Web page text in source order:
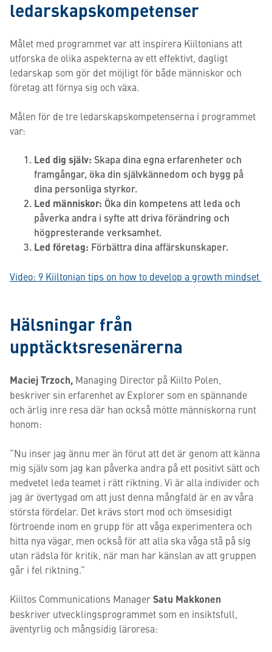
ledarskapskompetenser
Målet med programmet var att inspirera Kiiltonians att
utforska de olika aspekterna av ett effektivt, dagligt
ledarskap som gör det möjligt för både människor och
företag att förnya sig och växa.
Målen för de tre ledarskapskompetenserna i programmet
var:
Led dig själv: Skapa dina egna erfarenheter och
framgångar, öka din självkännedom och bygg på
dina personliga styrkor.
Led människor: Öka din kompetens att leda och
påverka andra i syfte att driva förändring och
högpresterande verksamhet.
Led företag: Förbättra dina affärskunskaper.
Video: 9 Kiiltonian tips on how to develop a growth mindset
Hälsningar från
upptäcktsresenärerna
Maciej Trzoch, Managing Director på Kiilto Polen,
beskriver sin erfarenhet av Explorer som en spännande
och ärlig inre resa där han också mötte människorna runt
honom:
”Nu inser jag ännu mer än förut att det är genom att känna
mig själv som jag kan påverka andra på ett positivt sätt och
medvetet leda teamet i rätt riktning. Vi är alla individer och
jag är övertygad om att just denna mångfald är en av våra
största fördelar. Det krävs stort mod och ömsesidigt
förtroende inom en grupp för att våga experimentera och
hitta nya vägar, men också för att alla ska våga stå på sig
utan rädsla för kritik, när man har känslan av att gruppen
går i fel riktning.”
Kiiltos Communications ManagerSatu Makkonen
beskriver utvecklingsprogrammet som en insiktsfull,
äventyrlig och mångsidig läroresa: